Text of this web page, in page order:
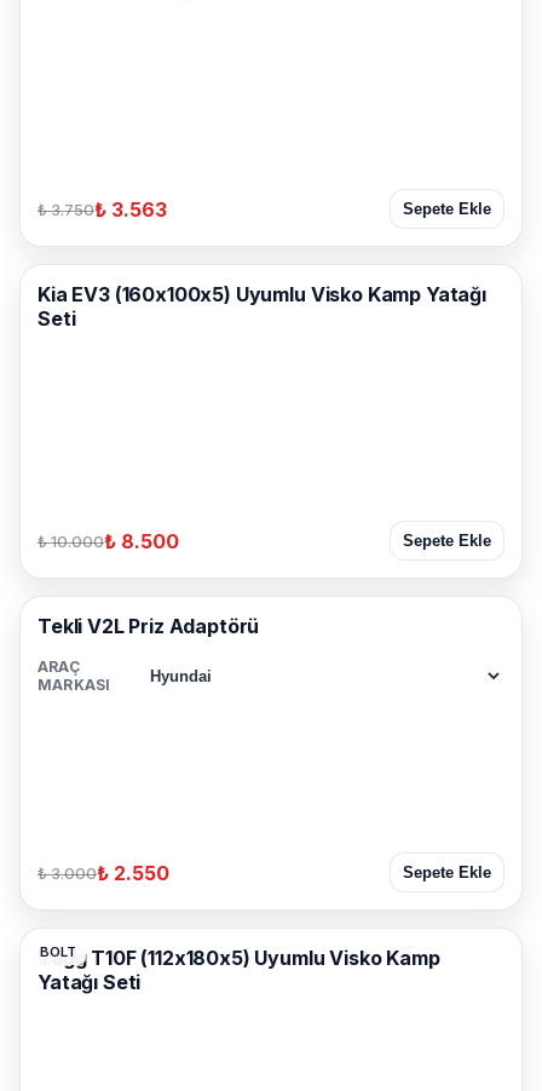
₺ 3.750₺ 3.563 Sepete Ekle
Kia EV3 (160x100x5) Uyumlu Visko Kamp Yatağı
Seti
₺ 10.000₺ 8.500 Sepete Ekle
Tekli V2L Priz Adaptörü
ARAÇ
MARKASI
₺ 3.000₺ 2.550 Sepete Ekle
BOLT
Togg T10F (112x180x5) Uyumlu Visko Kamp
Yatağı Seti